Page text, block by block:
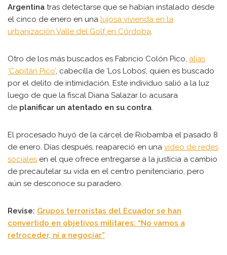
Argentina tras detectarse que se habían instalado desde
el cinco de enero en una lujosa vivienda en la
urbanización Valle del Golf en Córdoba.
Otro de los más buscados es Fabricio Colón Pico, alias
‘Capitán Pico’, cabecilla de ‘Los Lobos’, quien es buscado
por el delito de intimidación. Este individuo salió a la luz
luego de que la fiscal Diana Salazar lo acusara
de planificar un atentado en su contra.
El procesado huyó de la cárcel de Riobamba el pasado 8
de enero. Días después, reapareció en una video de redes
sociales en el que ofrece entregarse a la justicia a cambio
de precautelar su vida en el centro penitenciario, pero
aún se desconoce su paradero.
Revise: Grupos terroristas del Ecuador se han
convertido en objetivos militares: “No vamos a
retroceder, ni a negociar”